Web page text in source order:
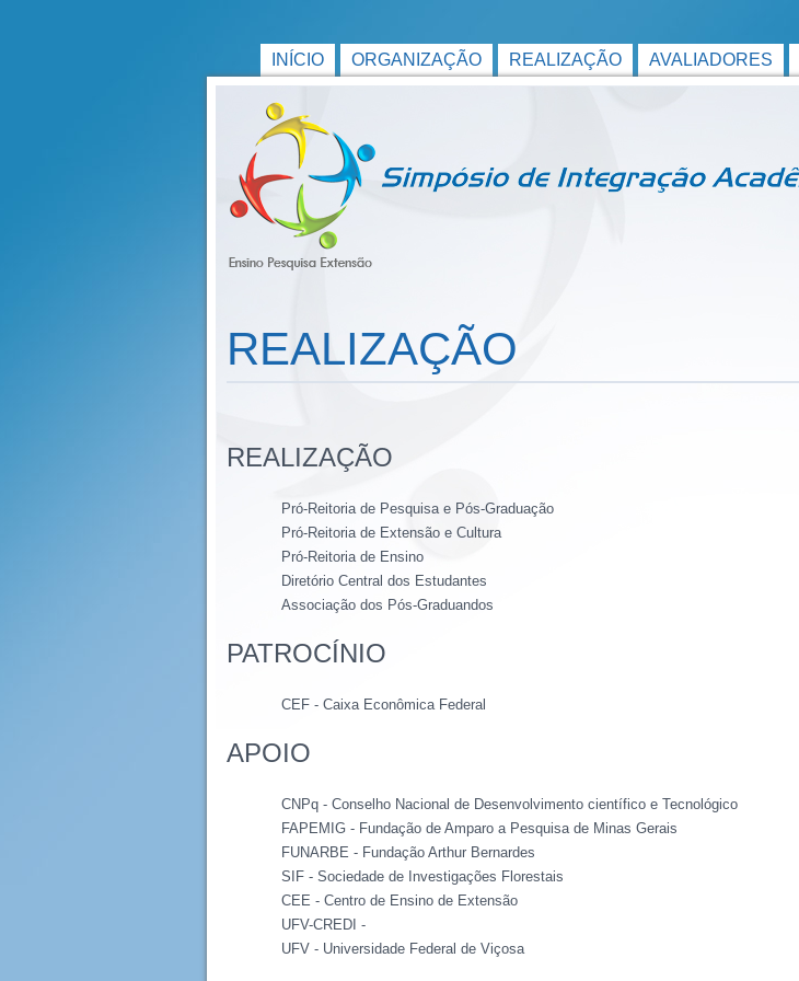
INÍCIO ORGANIZAÇÃO REALIZAÇÃO AVALIADORES
REALIZAÇÃO
REALIZAÇÃO
Pró-Reitoria de Pesquisa e Pós-Graduação
Pró-Reitoria de Extensão e Cultura
Pró-Reitoria de Ensino
Diretório Central dos Estudantes
Associação dos Pós-Graduandos
PATROCÍNIO
CEF - Caixa Econômica Federal
APOIO
CNPq - Conselho Nacional de Desenvolvimento científico e Tecnológico
FAPEMIG - Fundação de Amparo a Pesquisa de Minas Gerais
FUNARBE - Fundação Arthur Bernardes
SIF - Sociedade de Investigações Florestais
CEE - Centro de Ensino de Extensão
UFV-CREDI -
UFV - Universidade Federal de Viçosa